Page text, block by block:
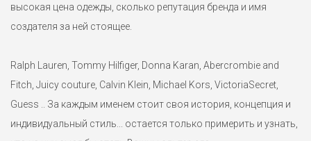
"шерпа" от Tommy Hilfiger. Cупер уютное и достаточно теплое.
60%хлопок. Логотип вышит золотой нитью. Маркировки
высокая цена одежды, сколько репутация бренда и имя
создателя за ней стоящее.
Ralph Lauren, Tommy Hilfiger, Donna Karan, Abercrombie and
Fitch, Juicy couture, Calvin Klein, Michael Kors, VictoriaSecret,
Guess .. За каждым именем стоит своя история, концепция и
индивидуальный стиль... остается только примерить и узнать,